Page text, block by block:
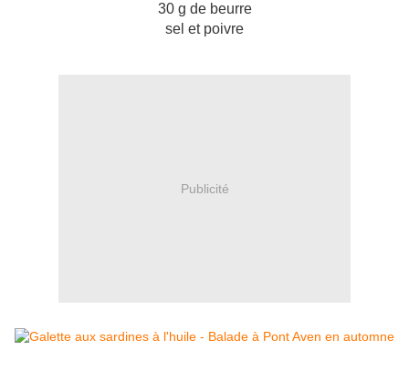
30 g de beurre
sel et poivre
Publicité